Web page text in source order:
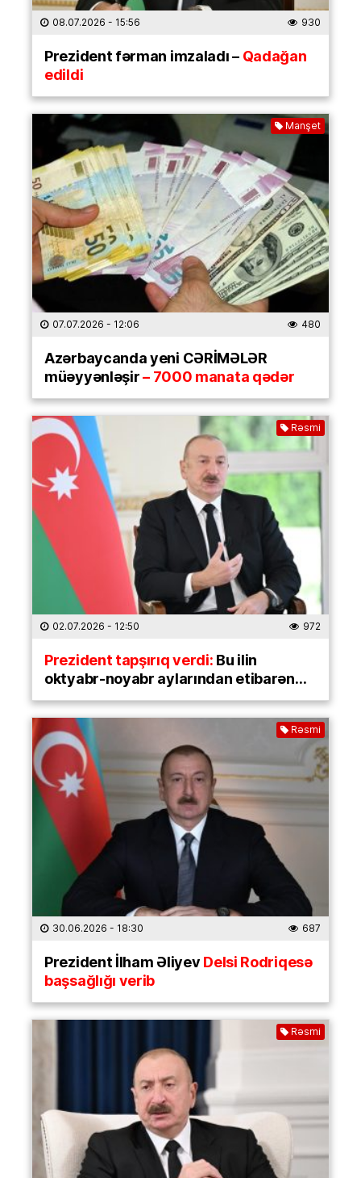
08.07.2026 - 15:56 930
Prezident fərman imzaladı –Qadağan
edildi
Manşet
07.07.2026 - 12:06 480
Azərbaycanda yeni CƏRİMƏLƏR
müəyyənləşir– 7000 manata qədər
Rəsmi
02.07.2026 - 12:50 972
Prezident tapşırıq verdi:Bu ilin
oktyabr-noyabr aylarından etibarən…
Rəsmi
30.06.2026 - 18:30 687
Prezident İlham ƏliyevDelsi Rodriqesə
başsağlığı verib
Rəsmi